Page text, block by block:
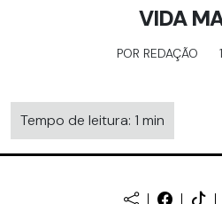
VIDA
POR REDAÇÃO
Tempo de leitura: 1 min